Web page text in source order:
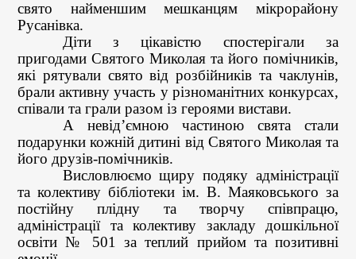
свято найменшим мешканцям мікрорайону
Русанівка.
Діти з цікавістю спостерігали за
пригодами Святого Миколая та його помічників,
які рятували свято від розбійників та чаклунів,
брали активну участь у різноманітних конкурсах,
співали та грали разом із героями вистави.
А невід’ємною частиною свята стали
подарунки кожній дитині від Святого Миколая та
його друзів-помічників.
Висловлюємо щиру подяку адміністрації
та колективу бібліотеки ім. В. Маяковського за
постійну плідну та творчу співпрацю,
адміністрації та колективу закладу дошкільної
освіти№ 501 за теплий прийом та позитивні